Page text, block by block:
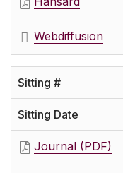
Webdiffusion
Journal (PDF)